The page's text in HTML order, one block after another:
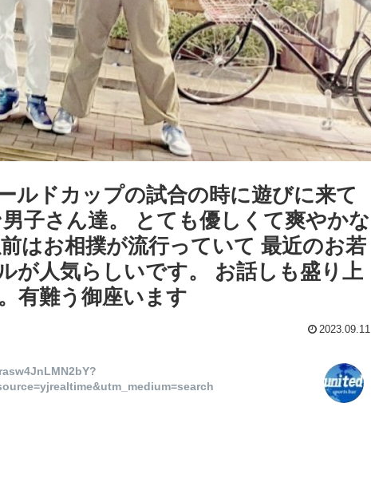
ルドカップの試合の時に遊びに来て
子さん達。 とても優しくて爽やかな
はお相撲が流行っていて 最近のお若
が人気らしいです。 お話しも盛り上
有難う御座います
2023.09.11